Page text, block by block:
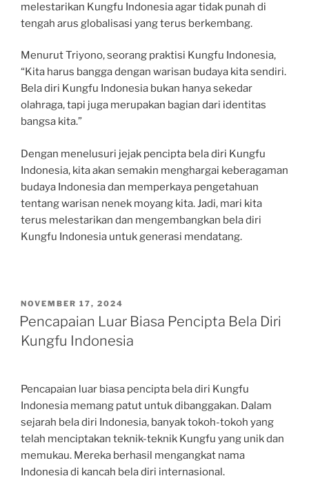
melestarikan Kungfu Indonesia agar tidak punah di
tengah arus globalisasi yang terus berkembang.
Menurut Triyono, seorang praktisi Kungfu Indonesia,
“Kita harus bangga dengan warisan budaya kita sendiri.
Bela diri Kungfu Indonesia bukan hanya sekedar
olahraga, tapi juga merupakan bagian dari identitas
bangsa kita.”
Dengan menelusuri jejak pencipta bela diri Kungfu
Indonesia, kita akan semakin menghargai keberagaman
budaya Indonesia dan memperkaya pengetahuan
tentang warisan nenek moyang kita. Jadi, mari kita
terus melestarikan dan mengembangkan bela diri
Kungfu Indonesia untuk generasi mendatang.
POSTED
ON
NOVEMBER 17, 2024
Pencapaian Luar Biasa Pencipta Bela Diri
Kungfu Indonesia
Pencapaian luar biasa pencipta bela diri Kungfu
Indonesia memang patut untuk dibanggakan. Dalam
sejarah bela diri Indonesia, banyak tokoh-tokoh yang
telah menciptakan teknik-teknik Kungfu yang unik dan
memukau. Mereka berhasil mengangkat nama
Indonesia di kancah bela diri internasional.